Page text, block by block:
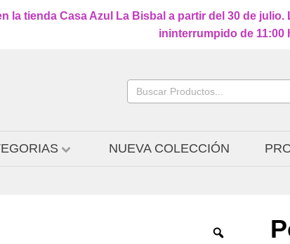
la tienda Casa Azul La Bisbal a partir del 30 de
ininterrumpido de 11:00
Buscar:
NUEVA COLECCIÓN